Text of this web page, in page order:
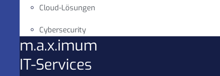
Cloud-Lösungen
Cybersecurity
m.a.x.imum
IT-Services